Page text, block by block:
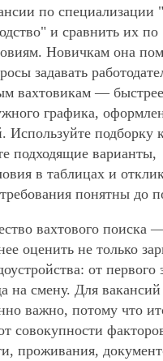
по специализации
и сравнить их по
Новичкам она
задавать
вахтовикам — быстрее
графика,
Используйте подборку
подходящие варианты,
в таблицах и
понятны до
вахтового поиска
оценить не только
от первого
на смену. Для вакансий
важно, потому что
совокупности
проживания,